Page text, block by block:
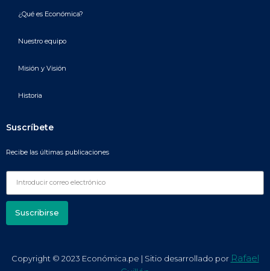
¿Qué es Económica?
Nuestro equipo
Misión y Visión
Historia
Suscríbete
Recibe las últimas publicaciones
Suscribirse
Copyright © 2023 Económica.pe | Sitio desarrollado por Rafael